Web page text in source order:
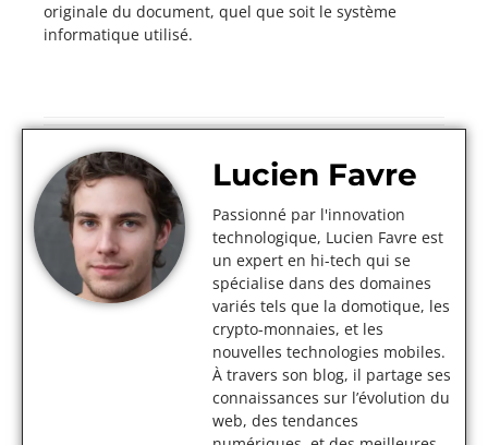
originale du document, quel que soit le système
informatique utilisé.
Lucien Favre
Passionné par l'innovation
technologique, Lucien Favre est
un expert en hi-tech qui se
spécialise dans des domaines
variés tels que la domotique, les
crypto-monnaies, et les
nouvelles technologies mobiles.
À travers son blog, il partage ses
connaissances sur l’évolution du
web, des tendances